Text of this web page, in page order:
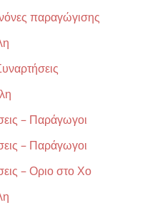
παραγώγισης
– Παράγωγοι
– Παράγωγοι
– Οριο στο Χο